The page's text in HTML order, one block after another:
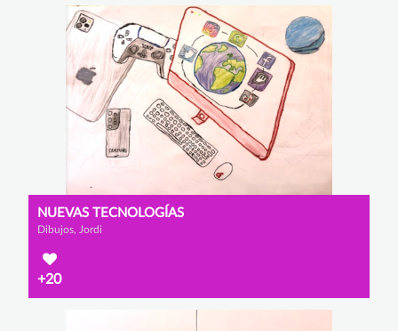
NUEVAS TECNOLOGÍAS
Dibujos, Jordi
+20